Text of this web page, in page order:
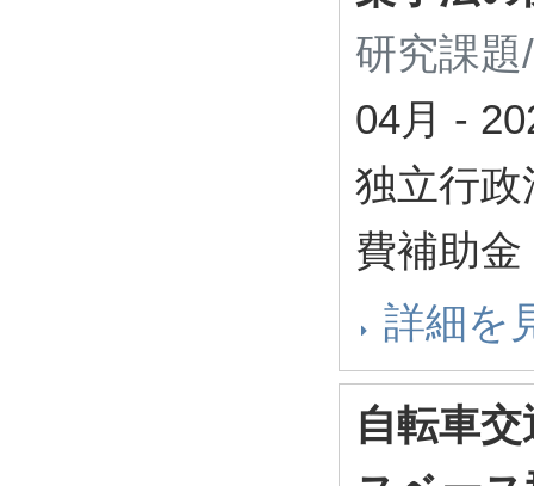
研究課
04月 -
独立行
費補助
詳細を
自転車